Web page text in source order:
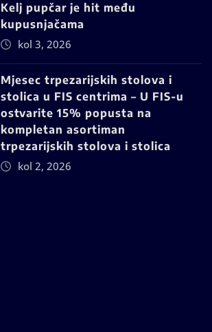
Kelj pupčar je hit među
kupusnjačama
kol 3, 2026
Mjesec trpezarijskih stolova i
stolica u FIS centrima – U FIS-u
ostvarite 15% popusta na
kompletan asortiman
trpezarijskih stolova i stolica
kol 2, 2026